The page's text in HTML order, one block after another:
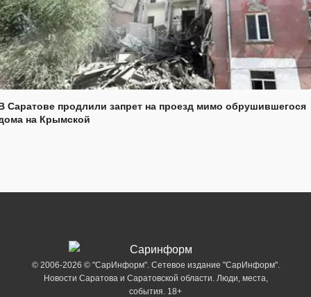
Саратове продлили запрет на проезд мимо обрушившегося
на Крымской
© 2006-2026 © "СарИнформ". Сетевое издание "СарИнформ".
Новости Саратова и Саратовской области. Люди, места,
события. 18+